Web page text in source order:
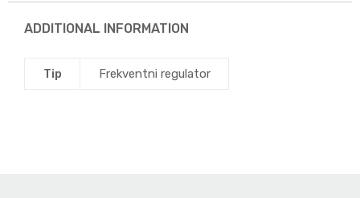
ADDITIONAL INFORMATION
Tip Frekventni regulator